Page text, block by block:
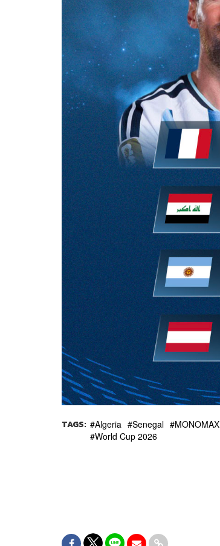
TAGS: Algeria Senegal MONOMAX
World Cup 2026